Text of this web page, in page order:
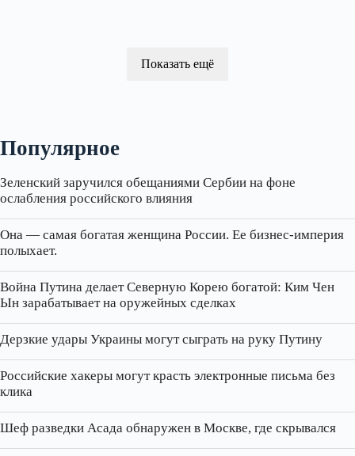
Показать ещё
Популярное
Зеленский заручился обещаниями Сербии на фоне
ослабления российского влияния
Она — самая богатая женщина России. Ее бизнес‑империя
полыхает.
Война Путина делает Северную Корею богатой: Ким Чен
Ын зарабатывает на оружейных сделках
Дерзкие удары Украины могут сыграть на руку Путину
Российские хакеры могут красть электронные письма без
клика
Шеф разведки Асада обнаружен в Москве, где скрывался